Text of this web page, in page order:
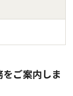
ご案内しま